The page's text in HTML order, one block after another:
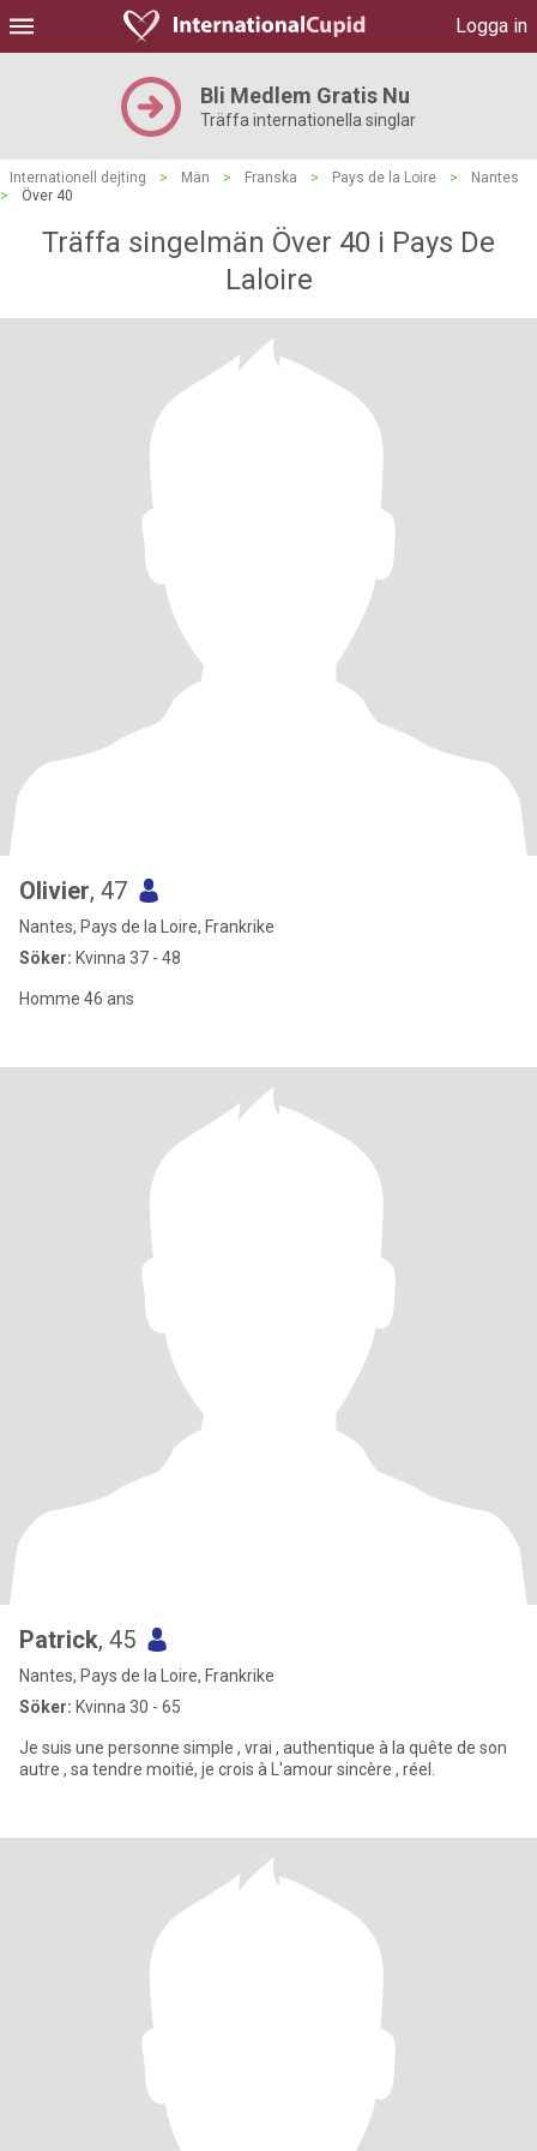
Logga in
Bli Medlem Gratis Nu
Träffa internationella singlar
Internationell dejting > Män > Franska > Pays de la Loire >
Nantes
>
Över 40
Träffa singelmän Över 40 i Pays De
Laloire
Olivier, 47
Nantes, Pays de la Loire, Frankrike
Söker: Kvinna 37 - 48
Homme 46 ans
Patrick, 45
Nantes, Pays de la Loire, Frankrike
Söker: Kvinna 30 - 65
Je suis une personne simple , vrai , authentique à la quête de son
autre , sa tendre moitié, je crois à L'amour sincère , réel.